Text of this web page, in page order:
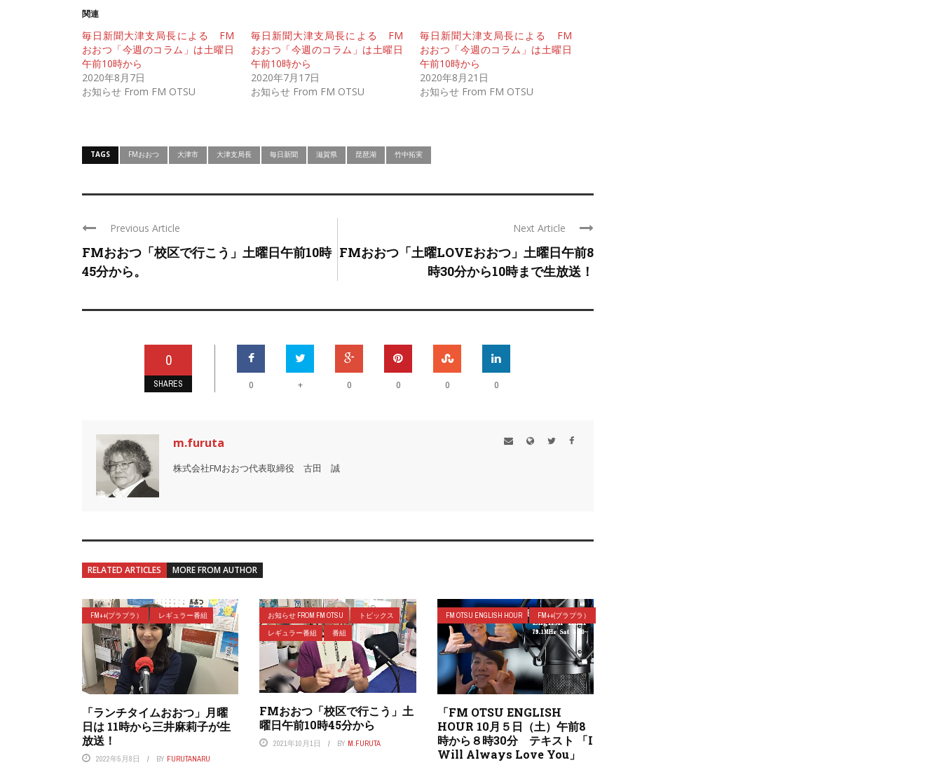
関連
毎日新聞大津支局長による FM
おおつ「今週のコラム」は土曜日
午前10時から
2020年8月7日
お知らせ From FM OTSU
毎日新聞大津支局長による FM
おおつ「今週のコラム」は土曜日
午前10時から
2020年7月17日
お知らせ From FM OTSU
毎日新聞大津支局長による FM
おおつ「今週のコラム」は土曜日
午前10時から
2020年8月21日
お知らせ From FM OTSU
TAGS FMおおつ 大津市 大津支局長 毎日新聞 滋賀県 琵琶湖 竹中拓実
Previous Article
FMおおつ「校区で行こう」土曜日午前10時
45分から。
Next Article
FMおおつ「土曜LOVEおおつ」土曜日午前8
時30分から10時まで生放送！
0
SHARES 0 + 0 0 0 0
m.furuta
株式会社FMおおつ代表取締役 古田 誠
RELATED ARTICLES MORE FROM AUTHOR
FM++(プラプラ） レギュラー番組
「ランチタイムおおつ」月曜
日は 11時から三井麻莉子が生
放送！
2022年5月8日 BY FURUTANARU
お知らせ FROM FM OTSU
トピックス
レギュラー番組
番組
FMおおつ「校区で行こう」土
曜日午前10時45分から
2021年10月1日 BY M.FURUTA
FM OTSU ENGLISH HOUR FM++(プラプラ）
「FM OTSU ENGLISH
HOUR 10月５日（土）午前8
時から８時30分 テキスト 「I
Will Always Love You」